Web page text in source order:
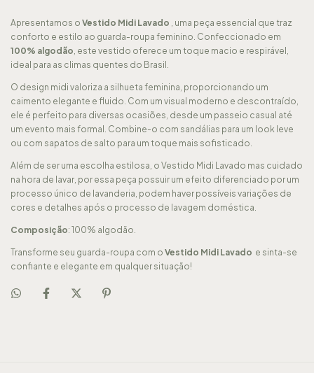
Apresentamos o Vestido Midi Lavado , uma peça essencial que traz
conforto e estilo ao guarda-roupa feminino. Confeccionado em
100% algodão , este vestido oferece um toque macio e respirável,
ideal para as climas quentes do Brasil.
O design midi valoriza a silhueta feminina, proporcionando um
caimento elegante e fluido. Com um visual moderno e descontraído,
ele é perfeito para diversas ocasiões, desde um passeio casual até
um evento mais formal. Combine-o com sandálias para um look leve
ou com sapatos de salto para um toque mais sofisticado.
Além de ser uma escolha estilosa, o Vestido Midi Lavado mas cuidado
na hora de lavar, por essa peça possuir um efeito diferenciado por um
processo único de lavanderia, podem haver possíveis variações de
cores e detalhes após o processo de lavagem doméstica.
Composição: 100% algodão.
Transforme seu guarda-roupa com o Vestido Midi Lavado e sinta-se
confiante e elegante em qualquer situação!